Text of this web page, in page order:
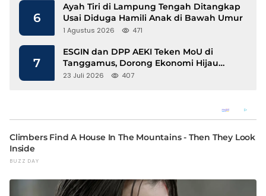
6
Ayah Tiri di Lampung Tengah Ditangkap
Usai Diduga Hamili Anak di Bawah Umur
1 Agustus 2026 471
7
ESGIN dan DPP AEKI Teken MoU di
Tanggamus, Dorong Ekonomi Hijau
Berbasis Kopi dan Perdagangan Karbon
23 Juli 2026 407